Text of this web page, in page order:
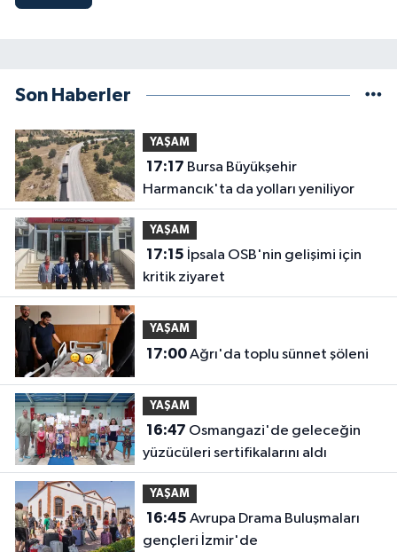
Son Haberler
YAŞAM
17:17
Harmancık'ta da yolları yeniliyor
YAŞAM
17:15
kritik ziyaret
YAŞAM
17:00Ağrı'da toplu sünnet şöleni
YAŞAM
16:47
yüzücüleri sertifikalarını aldı
YAŞAM
16:45
gençleri İzmir'de